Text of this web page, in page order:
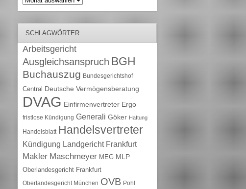
SCHLAGWÖRTER
Arbeitsgericht
Ausgleichsanspruch BGH
Buchauszug Bundesgerichtshof
Central Deutsche Vermögensberatung
DVAG Einfirmenvertreter Ergo
fristlose Kündigung Generali Göker Haftung
Handelsblatt Handelsvertreter
Kündigung Landgericht Frankfurt
Makler Maschmeyer MEG MLP
Oberlandesgericht Frankfurt
Oberlandesgericht München OVB Pohl